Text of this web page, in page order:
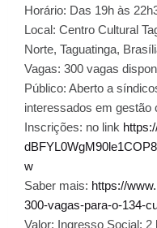
Horário: Das 19h às
Local: Centro Cultural
Norte, Taguatinga,
Vagas: 300 vagas
Público: Aberto a
interessados em gestão
Inscrições: no link
w
Saber mais: https://
300-vagas-para-o-134-
Valor: Ingresso Social: